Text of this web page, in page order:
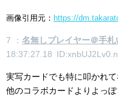
画像引用元： https://
7 ： 名無しプレイヤー＠手札
18:37:27.18
実写カードでも特に叩かれ
他のコラボカードよりよっ